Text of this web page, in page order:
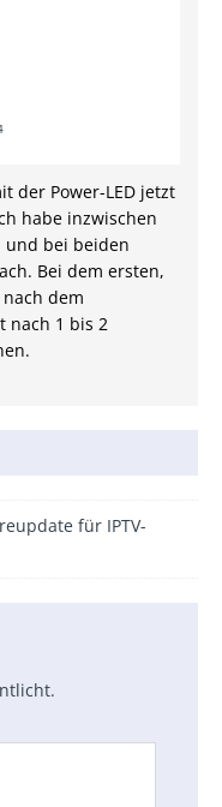
der Power-LED jetzt
habe inzwischen
und bei beiden
Bei dem ersten,
dem
nach 1 bis 2
für IPTV-